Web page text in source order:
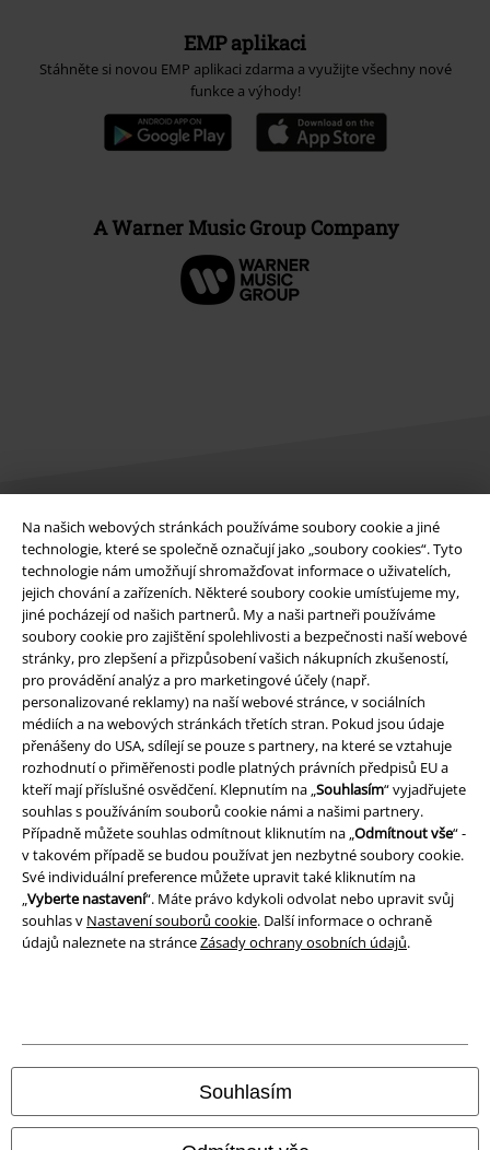
Na našich webových stránkách používáme soubory cookie a jiné
technologie, které se společně označují jako „soubory cookies“. Tyto
technologie nám umožňují shromažďovat informace o uživatelích,
jejich chování a zařízeních. Některé soubory cookie umísťujeme my,
jiné pocházejí od našich partnerů. My a naši partneři používáme
soubory cookie pro zajištění spolehlivosti a bezpečnosti naší webové
stránky, pro zlepšení a přizpůsobení vašich nákupních zkušeností,
pro provádění analýz a pro marketingové účely (např.
personalizované reklamy) na naší webové stránce, v sociálních
médiích a na webových stránkách třetích stran. Pokud jsou údaje
přenášeny do USA, sdílejí se pouze s partnery, na které se vztahuje
rozhodnutí o přiměřenosti podle platných právních předpisů EU a
kteří mají příslušné osvědčení. Klepnutím na „Souhlasím“ vyjadřujete
souhlas s používáním souborů cookie námi a našimi partnery.
Případně můžete souhlas odmítnout kliknutím na „Odmítnout vše“ -
v takovém případě se budou používat jen nezbytné soubory cookie.
Své individuální preference můžete upravit také kliknutím na
„Vyberte nastavení“. Máte právo kdykoli odvolat nebo upravit svůj
souhlas v Nastavení souborů cookie. Další informace o ochraně
údajů naleznete na stránceZásady ochrany osobních údajů.
Souhlasím
EMP aplikaci
Stáhněte si novou EMP aplikaci zdarma a využijte všechny nové
funkce a výhody!
A Warner Music Group Company
Právní informace
Podmínky
Prohlášení
Ochrana osobních údajů
Likvidace odpadu a ochrana životního prostředí
Prohlášení o shodě
Informace o přístupnosti
Nastavení souborů cookie
Odstoupení od smlouvy
Naše online obchody